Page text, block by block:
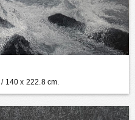
/ 140 x 222.8 cm.